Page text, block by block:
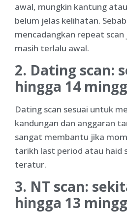
awal, mungkin kantung
belum jelas kelihatan.
mencadangkan repeat scan
masih terlalu awal.
2. Dating scan:
hingga 14
Dating scan sesuai untuk
kandungan dan anggaran
sangat membantu jika
tarikh last period atau haid
teratur.
3. NT scan:
hingga 13